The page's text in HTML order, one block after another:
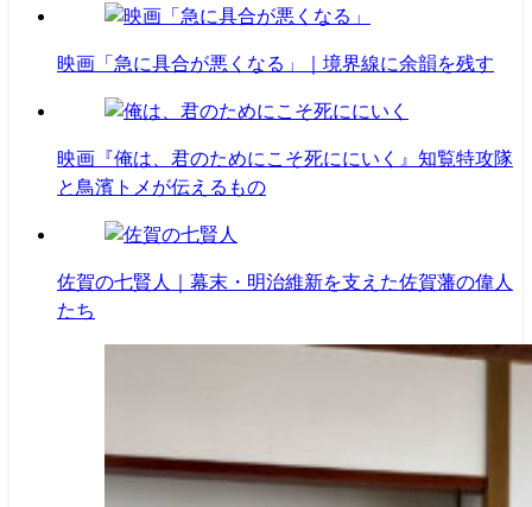
映画「急に具合が悪くなる」｜境界線に余韻を残す
映画『俺は、君のためにこそ死ににいく』知覧特攻隊
と鳥濱トメが伝えるもの
佐賀の七賢人｜幕末・明治維新を支えた佐賀藩の偉人
たち